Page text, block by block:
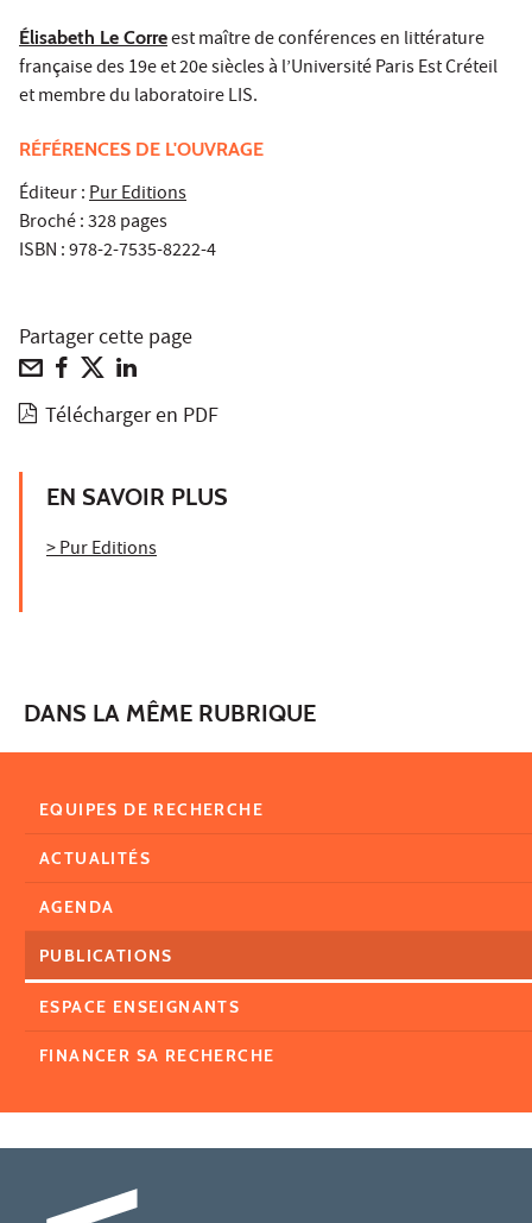
Élisabeth Le Correest maître de conférences en littérature
française des 19e et 20e siècles à l’Université Paris Est Créteil
et membre du laboratoire LIS.
RÉFÉRENCES DE L'OUVRAGE
Éditeur :Pur Editions
Broché : 328 pages
ISBN : 978-2-7535-8222-4
Partager cette page
Télécharger en PDF
EN SAVOIR PLUS
> Pur Editions
DANS LA MÊME RUBRIQUE
EQUIPES DE RECHERCHE
ACTUALITÉS
AGENDA
PUBLICATIONS
ESPACE ENSEIGNANTS
FINANCER SA RECHERCHE